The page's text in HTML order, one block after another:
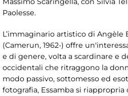
Paolesse.
L’immaginario artistico di Angèle
(Camerun, 1962-) offre
e di genere, volta a scardinare e
occidentali che ritraggono la
modo passivo, sottomesso ed
fotografia, Essamba si